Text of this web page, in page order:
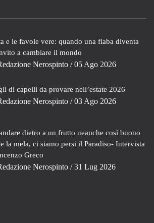
e le favole vere: quando una fiaba diventa
a cambiare il mondo
Nerospinto / 05 Ago 2026
di capelli da provare nell’estate 2026
Nerospinto / 03 Ago 2026
dietro a un frutto neanche così buono
la mela, ci siamo persi il Paradiso- Intervista
Greco
Nerospinto / 31 Lug 2026